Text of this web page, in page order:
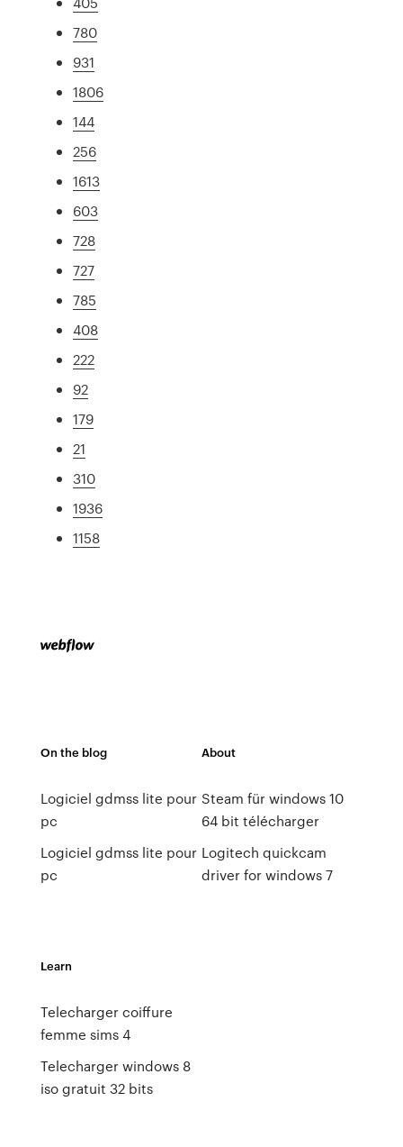
780
931
1806
144
256
1613
603
728
727
785
408
222
92
179
21
310
1936
1158
On the blog
Logiciel gdmss lite pour
pc
Logiciel gdmss lite pour
pc
About
Steam für windows 10
64 bit télécharger
Logitech quickcam
driver for windows 7
Learn
Telecharger coiffure
femme sims 4
Telecharger windows 8
iso gratuit 32 bits